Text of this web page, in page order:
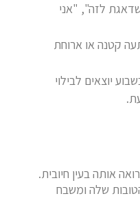
לזה", "אני
קטנה או ארוחת
יוצאים לבילוי
אותה בעין חיובית.
שלה ומשבח